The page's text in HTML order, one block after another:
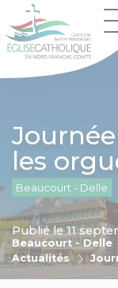
les
Beaucourt - Delle
Beaucourt - Delle
Actualités
Publié le 11